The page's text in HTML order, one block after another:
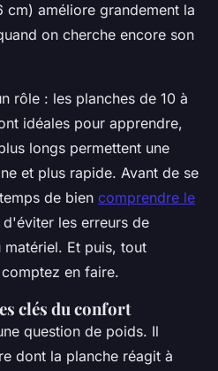
cm) améliore grandement la
on cherche encore son
rôle : les planches de 10 à
idéales pour apprendre,
longs permettent une
et plus rapide. Avant de se
de bien comprendre le
d'éviter les erreurs de
Et puis, tout
en faire.
clés du confort
question de poids. Il
dont la planche réagit à